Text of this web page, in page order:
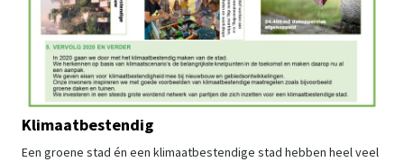
Klimaatbestendig
Een groene stad én een klimaatbestendige stad hebben heel veel